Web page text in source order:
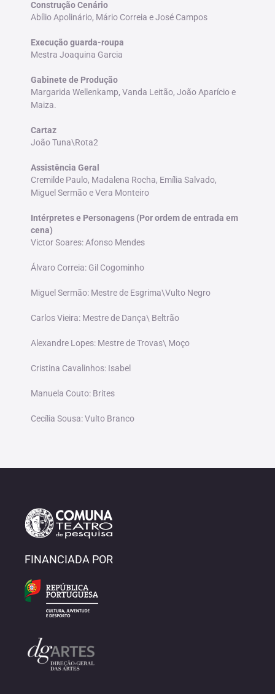
Construção Cenário
Abílio Apolinário, Mário Correia e José Campos
Execução guarda-roupa
Mestra Joaquina Garcia
Gabinete de Produção
Margarida Wellenkamp, Vanda Leitão, João Aparício e
Maiza.
Cartaz
João Tuna\Rota2
Assistência Geral
Cremilde Paulo, Madalena Rocha, Emília Salvado,
Miguel Sermão e Vera Monteiro
Intérpretes e Personagens (Por ordem de entrada em
cena)
Victor Soares: Afonso Mendes
Álvaro Correia: Gil Cogominho
Miguel Sermão: Mestre de Esgrima\Vulto Negro
Carlos Vieira: Mestre de Dança\ Beltrão
Alexandre Lopes: Mestre de Trovas\ Moço
Cristina Cavalinhos: Isabel
Manuela Couto: Brites
Cecília Sousa: Vulto Branco
FINANCIADA POR